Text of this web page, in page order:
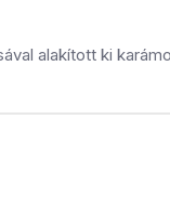
alakított ki